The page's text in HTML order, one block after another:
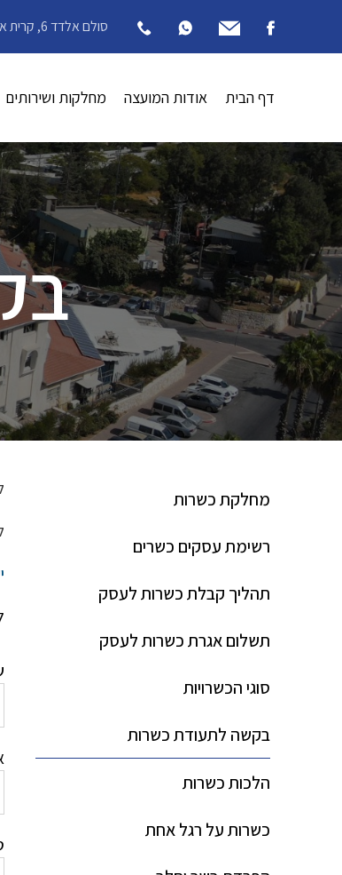
סולם אלדד 6, קרית ארבע
דף הבית אודות המועצה מחלקות ושירותים
מחלקת כשרות
רשימת עסקים כשרים
תהליך קבלת כשרות לעסק
תשלום אגרת כשרות לעסק
סוגי הכשרויות
בקשה לתעודת כשרות
הלכות כשרות
כשרות על רגל אחת